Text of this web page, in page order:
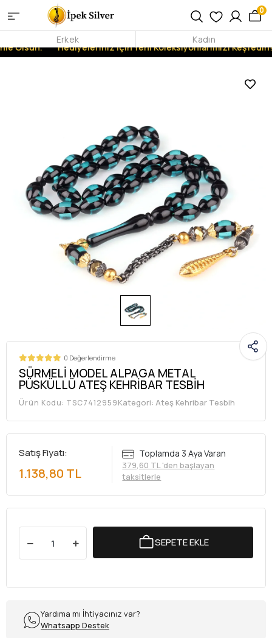
Olsun. Hediyeleriniz İçin Yeni Koleksiyonlarımızı Keşfedin!
0
Erkek Kadın
0 Değerlendirme
SÜRMELİ MODEL ALPAGA METAL
PÜSKÜLLÜ ATEŞ KEHRİBAR TESBİH
Ürün Kodu: TSC7412959Kategori: Ateş Kehribar Tesbih
Satış Fiyatı:
1.138,80 TL
Toplamda 3 Aya Varan
379,60 TL 'den başlayan
taksitlerle
SEPETE EKLE
Yardıma mı İhtiyacınız var?
Whatsapp Destek